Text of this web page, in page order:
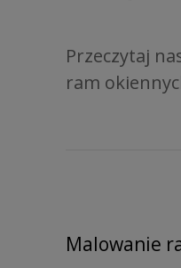
Przeczytaj
ram
Malowanie